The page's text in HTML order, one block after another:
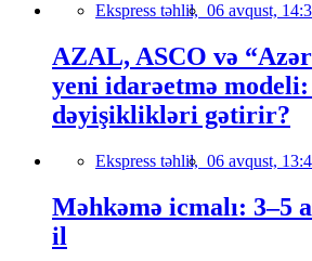
Ekspress təhlil, 06 avqust,
AZAL, ASCO və
yeni idarəetmə modeli:
dəyişiklikləri gətirir?
Ekspress təhlil, 06 avqust,
Məhkəmə icmalı: 3–5
il